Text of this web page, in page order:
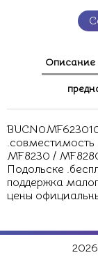
Описание
.совместимость
MF8230 /
Подольске
поддержка
цены